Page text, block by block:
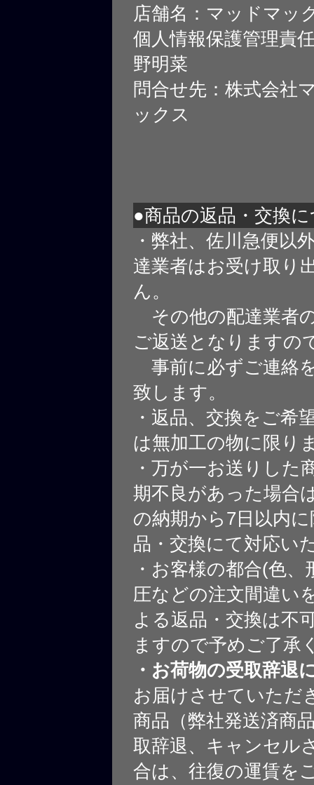
店舗名：マッドマッ
個人情報保護管理責
野明菜
問合せ先：株式会社
ックス
●商品の返品・交換
・弊社、佐川急便以
達業者はお受け取り
ん。
その他の配達業者
ご返送となりますの
事前に必ずご連絡
致します。
・返品、交換をご希
は無加工の物に限り
・万が一お送りした
期不良があった場合
の納期から7日以内
品・交換にて対応い
・お客様の都合(色、
圧などの注文間違い
よる返品・交換は不
ますので予めご了承
・お荷物の受取辞退
お届けさせていただ
商品（弊社発送済商
取辞退、キャンセル
合は、往復の運賃を